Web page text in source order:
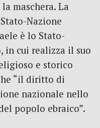
maschera. La
Nazione
è lo Stato-
in cui realizza il suo
e storico
“il diritto di
nazionale nello
popolo ebraico”.